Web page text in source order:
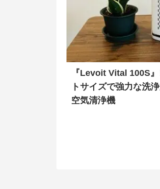
『Levoit Vital 100S
トサイズで強力な洗
空気清浄機